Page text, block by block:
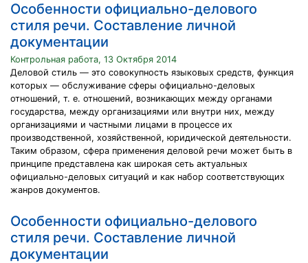
Особенности официально-делового
стиля речи. Составление личной
документации
Контрольная работа, 13 Октября 2014
Деловой стиль — это совокупность языковых средств, функция
которых — обслуживание сферы официально-деловых
отношений, т. е. отношений, возникающих между органами
государства, между организациями или внутри них, между
организациями и частными лицами в процессе их
производственной, хозяйственной, юридической деятельности.
Таким образом, сфера применения деловой речи может быть в
принципе представлена как широкая сеть актуальных
официально-деловых ситуаций и как набор соответствующих
жанров документов.
Особенности официально-делового
стиля речи. Составление личной
документации